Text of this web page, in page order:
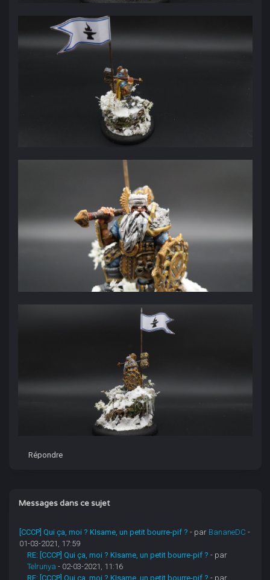
Répondre
Messages dans ce sujet
[CCCP] Qui ça, moi ? KIsame, un petit bourre-pif ? - par BananeDC -
01-03-2021, 17:59
RE: [CCCP] Qui ça, moi ? KIsame, un petit bourre-pif ? - par
Telrunya - 02-03-2021, 11:16
RE: [CCCP] Qui ça, moi ? KIsame, un petit bourre-pif ? - par